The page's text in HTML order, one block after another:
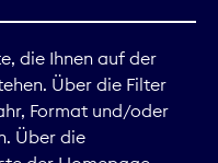
die Ihnen auf der
Über die Filter
Format und/oder
Über die